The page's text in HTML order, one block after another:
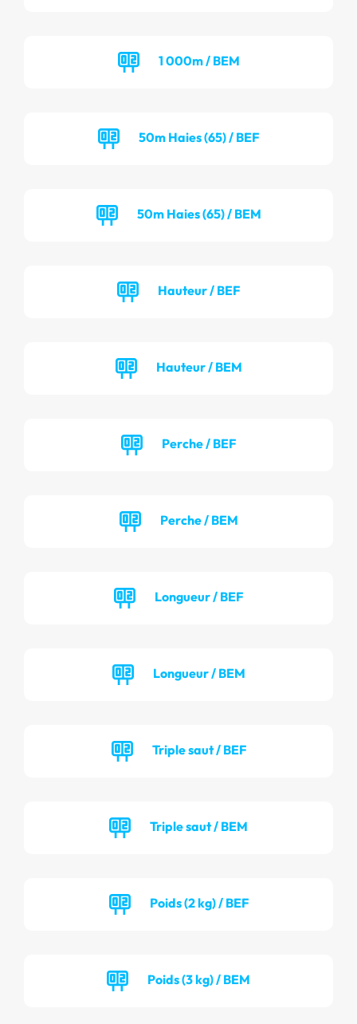
1 000m / BEM
50m Haies (65) / BEF
50m Haies (65) / BEM
Hauteur / BEF
Hauteur / BEM
Perche / BEF
Perche / BEM
Longueur / BEF
Longueur / BEM
Triple saut / BEF
Triple saut / BEM
Poids (2 kg) / BEF
Poids (3 kg) / BEM